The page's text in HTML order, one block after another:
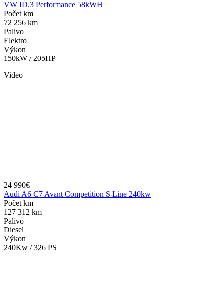
VW ID.3 Performance 58kWH
Počet km
72 256 km
Palivo
Elektro
Výkon
150kW / 205HP
Video
24 990€
Audi A6 C7 Avant Competition S-Line 240kw
Počet km
127 312 km
Palivo
Diesel
Výkon
240Kw / 326 PS